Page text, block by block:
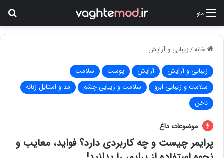
منو
خانه/زیبایی و آرایش
زیبایی و آرایش آرایش پوست
سلامت
سلامت و زیبایی ابرو
سلامت و زیبایی چشم
مد و استایل زنانه
ناخن
موضوعات داغ
پرایمر چیست و چه کاربردی دارد؟ فواید، معایب و